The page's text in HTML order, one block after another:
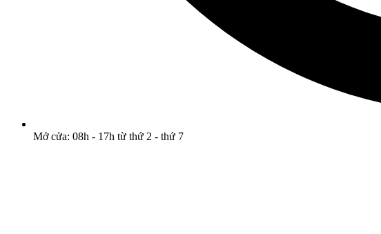
Mở cửa: 08h - 17h từ thứ 2 - thứ 7